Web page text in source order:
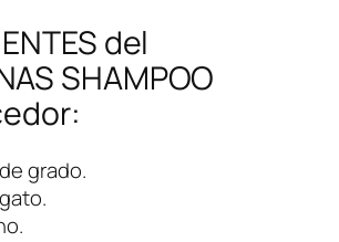
del
SHAMPOO
grado.